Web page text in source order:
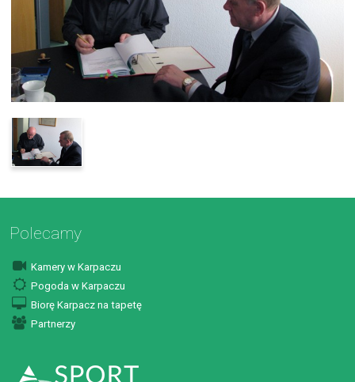
Polecamy
Kamery w Karpaczu
Pogoda w Karpaczu
Biorę Karpacz na tapetę
Partnerzy